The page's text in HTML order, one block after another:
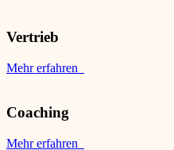
Vertrieb
Mehr erfahren
Coaching
Mehr erfahren